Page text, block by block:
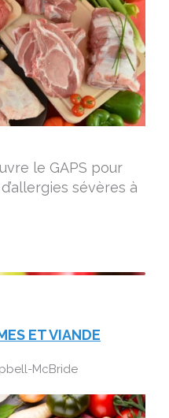
le GAPS pour
sévères à
ET VIANDE
McBride